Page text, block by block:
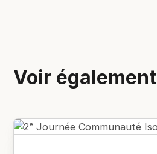
Voir également